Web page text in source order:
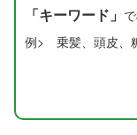
「キーワード」
例> 乗髪、頭皮、